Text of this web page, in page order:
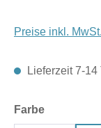
Preise inkl.
Lieferzeit 7-
Farbeauswählen